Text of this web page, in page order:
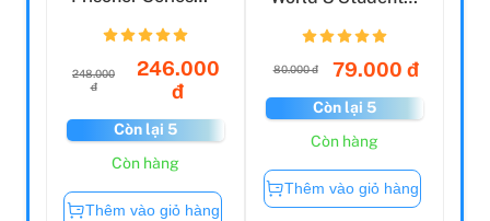
248.000
đ
246.000
đ
Còn lại 5
Còn hàng
Thêm vào giỏ hàng
80.000 đ 79.000 đ
Còn lại 5
Còn hàng
Thêm vào giỏ hàng